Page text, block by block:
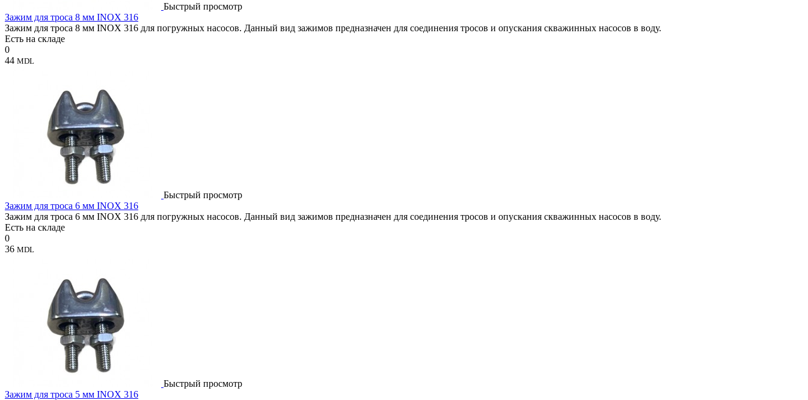
Быстрый просмотр
Зажим для троса 8 мм INOX 316
Зажим для троса 8 мм INOX 316 для погружных насосов. Данный вид зажимов предназначен для соединения тросов и опускания скважинных насосов в воду.
Есть на складе
0
44 MDL
Быстрый просмотр
Зажим для троса 6 мм INOX 316
Зажим для троса 6 мм INOX 316 для погружных насосов. Данный вид зажимов предназначен для соединения тросов и опускания скважинных насосов в воду.
Есть на складе
0
36 MDL
Быстрый просмотр
Зажим для троса 5 мм INOX 316